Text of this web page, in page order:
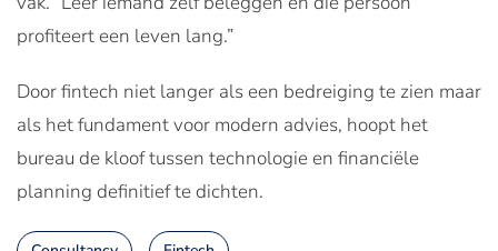
profiteert een leven lang.”
Door fintech niet langer als een bedreiging te zien maar
als het fundament voor modern advies, hoopt het
bureau de kloof tussen technologie en financiële
planning definitief te dichten.